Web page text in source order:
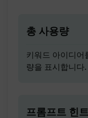
총 사용량
키워드 아이디어
량을 표시합니다.
프롬프트 힌트